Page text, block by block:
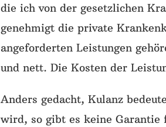
die ich von der gesetzlichen
genehmigt die private
angeforderten Leistungen
und nett. Die Kosten der
Anders gedacht, Kulanz
wird, so gibt es keine